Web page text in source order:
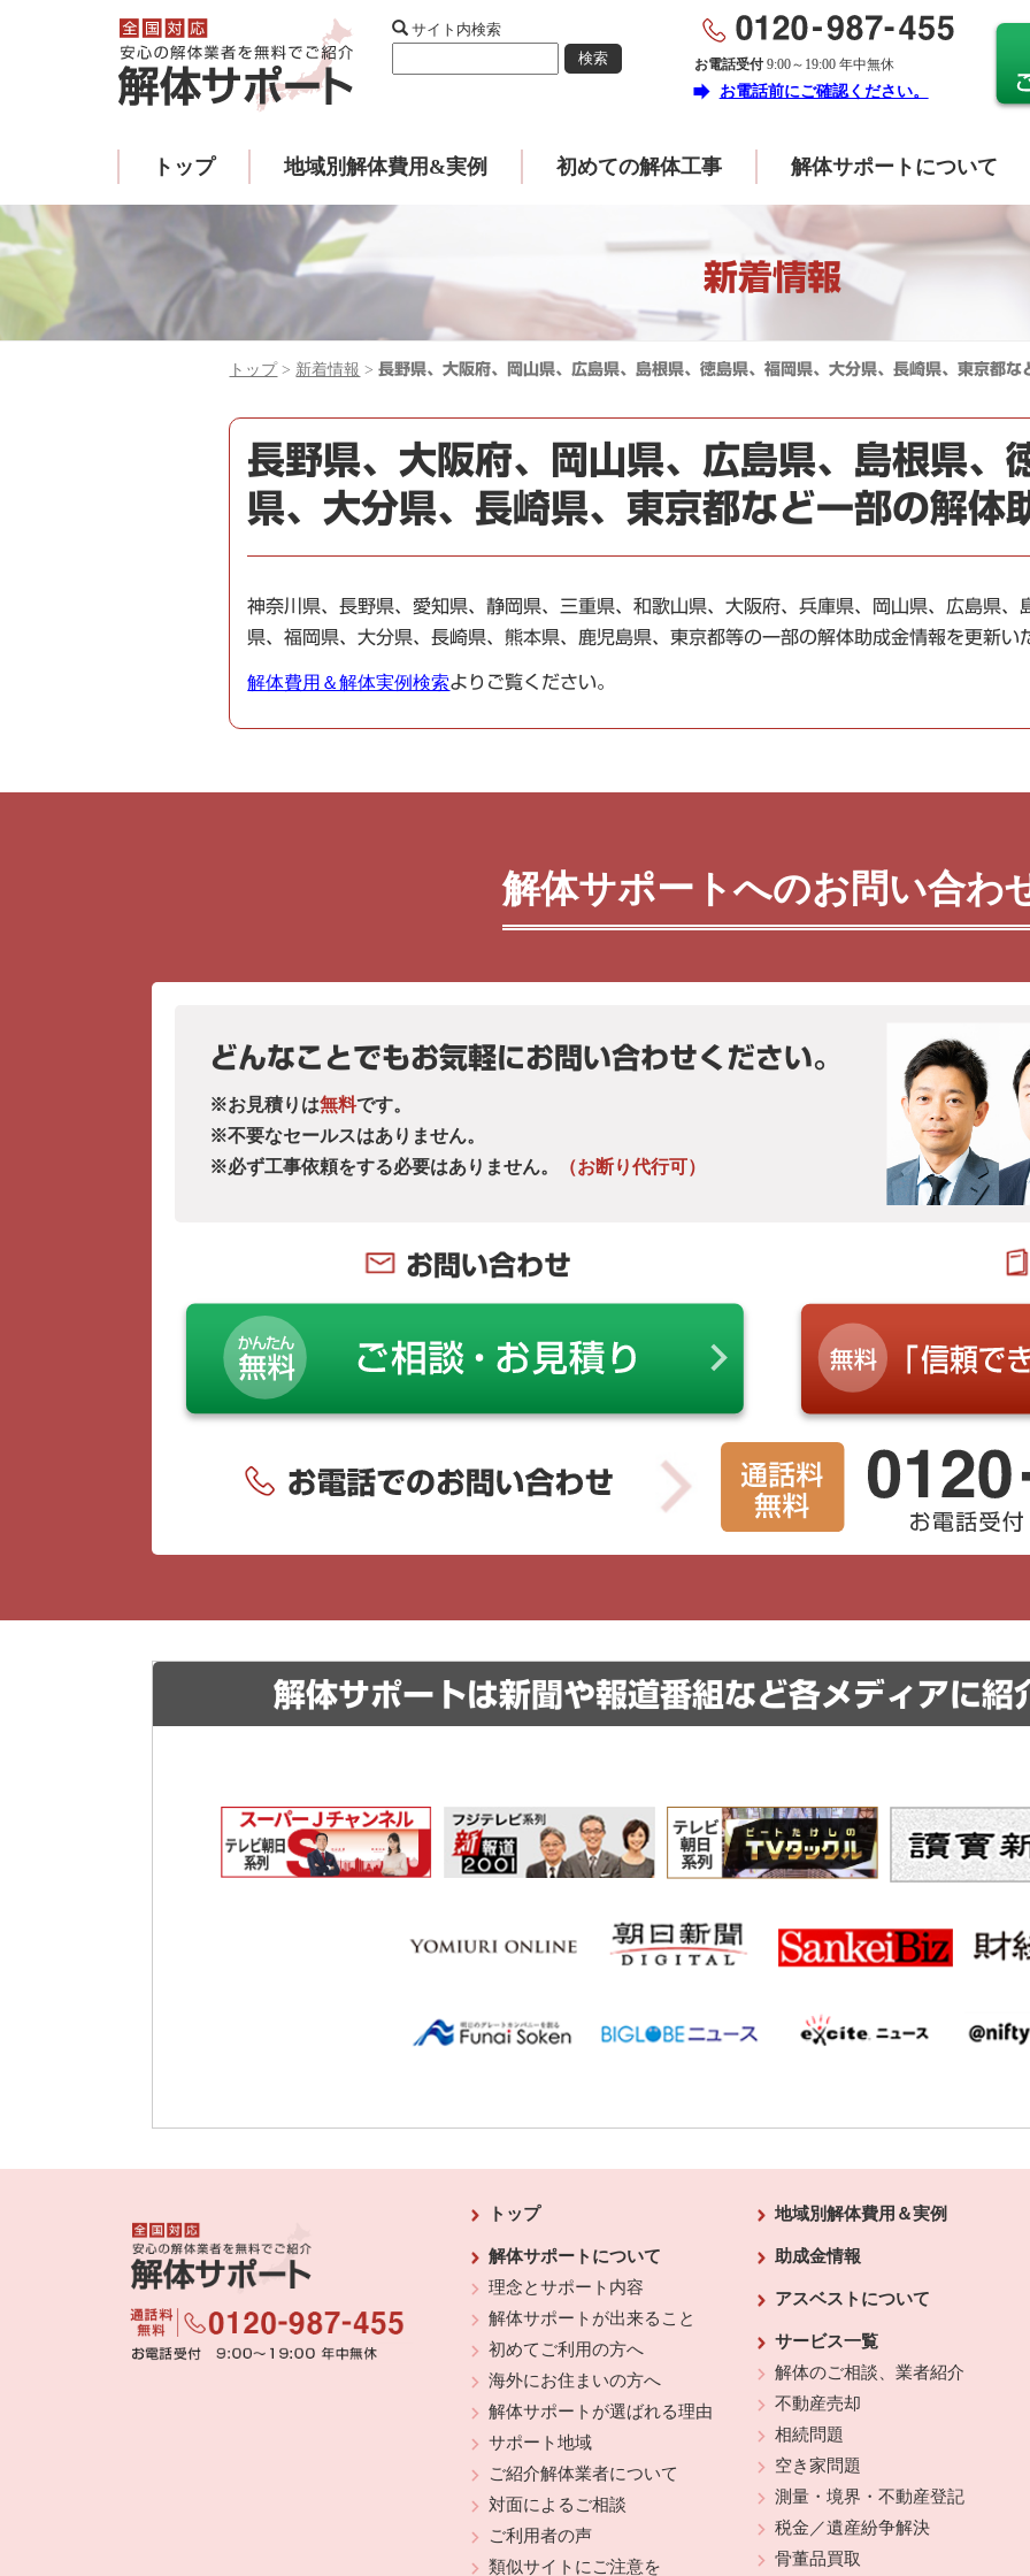
サイト内検索
お電話受付9:00～19:00 年中無休
forward お電話前にご確認ください。
トップ 地域別解体費用&実例 初めての解体工事 解体サポートについて
新着情報
トップ > 新着情報 >長野県、大阪府、岡山県、広島県、島根県、徳島県、福岡県、大分県、長崎県、東京都な
長野県、大阪府、岡山県、広島県、島根県、
県、大分県、長崎県、東京都など一部の解体
神奈川県、長野県、愛知県、静岡県、三重県、和歌山県、大阪府、兵庫県、岡山県、広島県、
県、福岡県、大分県、長崎県、熊本県、鹿児島県、東京都等の一部の解体助成金情報を更新い
解体費用＆解体実例検索よりご覧ください。
解体サポートへのお問い合わ
どんなことでもお気軽にお問い合わせください。
※お見積りは無料です。
※不要なセールスはありません。
※必ず工事依頼をする必要はありません。
（お断り代行可）
お問い合わせ
解体サポートは新聞や報道番組など各メディアに紹
トップ
解体サポートについて
理念とサポート内容
解体サポートが出来ること
初めてご利用の方へ
海外にお住まいの方へ
解体サポートが選ばれる理由
サポート地域
ご紹介解体業者について
対面によるご相談
ご利用者の声
類似サイトにご注意を
地域別解体費用＆実例
助成金情報
アスベストについて
サービス一覧
解体のご相談、業者紹介
不動産売却
相続問題
空き家問題
測量・境界・不動産登記
税金／遺産紛争解決
骨董品買取